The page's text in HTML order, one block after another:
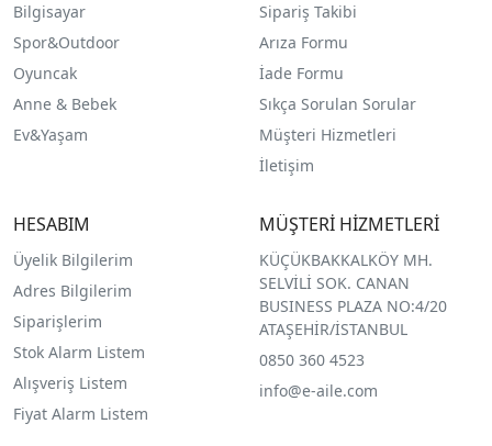
Bilgisayar
Spor&Outdoor
Oyuncak
Anne & Bebek
Ev&Yaşam
Sipariş Takibi
Arıza Formu
İade Formu
Sıkça Sorulan Sorular
Müşteri Hizmetleri
İletişim
HESABIM
Üyelik Bilgilerim
Adres Bilgilerim
Siparişlerim
Stok Alarm Listem
Alışveriş Listem
Fiyat Alarm Listem
MÜŞTERİ HİZMETLERİ
KÜÇÜKBAKKALKÖY MH.
SELVİLİ SOK. CANAN
BUSINESS PLAZA NO:4/20
ATAŞEHİR/İSTANBUL
0850 360 4523
info@e-aile.com